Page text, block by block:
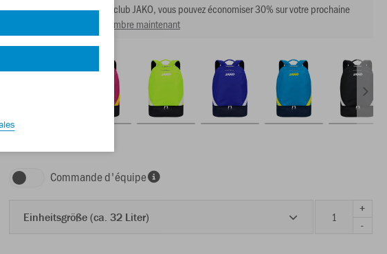
En tant que membre du club JAKO, vous pouvez économiser 30% sur votre prochaine
Devenir membre maintenant
Commande d'équipe
Einheitsgröße (ca. 32 Liter)
+
-